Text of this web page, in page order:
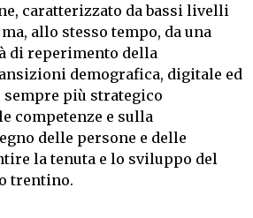
caratterizzato da bassi livelli
allo stesso tempo, da una
di reperimento della
demografica, digitale ed
più strategico
competenze e sulla
delle persone e delle
la tenuta e lo sviluppo del
trentino.